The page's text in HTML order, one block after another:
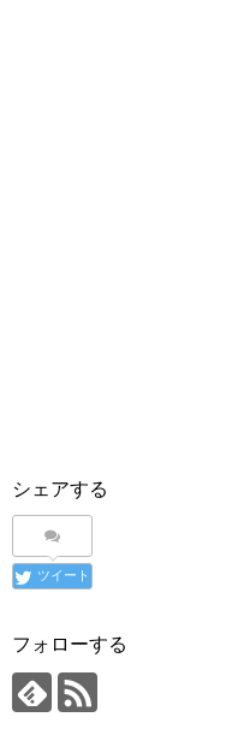
シェアする
ツイート
フォローする